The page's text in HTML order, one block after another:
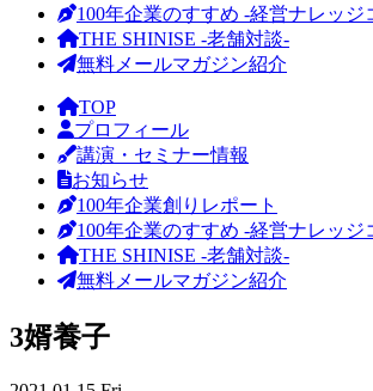
100年企業のすすめ -経営ナレッジ
THE SHINISE -老舗対談-
無料メールマガジン紹介
TOP
プロフィール
講演・セミナー情報
お知らせ
100年企業創りレポート
100年企業のすすめ -経営ナレッジ
THE SHINISE -老舗対談-
無料メールマガジン紹介
3婿養子